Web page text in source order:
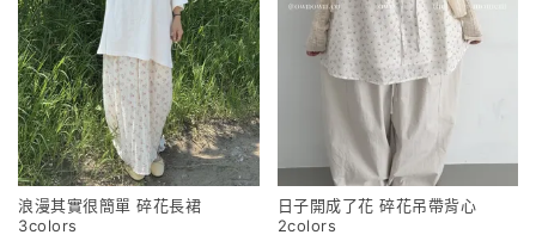
浪漫其實很簡單 碎花長裙
3colors
日子開成了花 碎花吊帶背心
2colors